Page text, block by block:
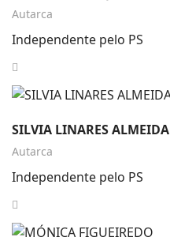
Autarca
Independente pelo PS
SILVIA LINARES ALMEIDA
Autarca
Independente pelo PS